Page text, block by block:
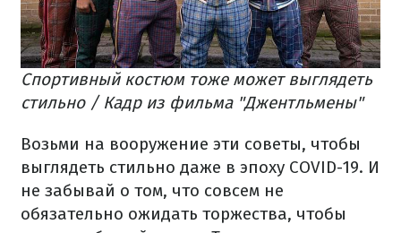
Спортивный костюм тоже может выглядеть
стильно / Кадр из фильма "Джентльмены"
Возьми на вооружение эти советы, чтобы
выглядеть стильно даже в эпоху COVID-19. И
не забывай о том, что совсем не
обязательно ожидать торжества, чтобы